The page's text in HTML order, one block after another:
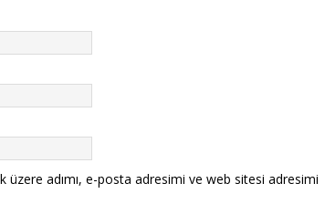
üzere adımı, e-posta adresimi ve web sitesi adresimi